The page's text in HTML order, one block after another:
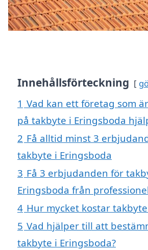
Innehållsförteckning
1 Vad kan ett företag som
på takbyte i Eringsboda
2 Få alltid minst 3
takbyte i Eringsboda
3 Få 3 erbjudanden för
Eringsboda från
4 Hur mycket kostar
5 Vad hjälper till att
takbyte i Eringsboda?